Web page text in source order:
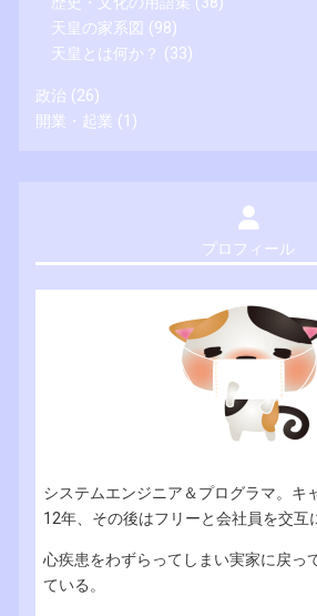
天皇の家系図 (98)
天皇とは何か？ (33)
政治 (26)
開業・起業 (1)
プロフィール
システムエンジニア＆プログラマ。キ
12年、その後はフリーと会社員を交互
心疾患をわずらってしまい実家に戻っ
ている。